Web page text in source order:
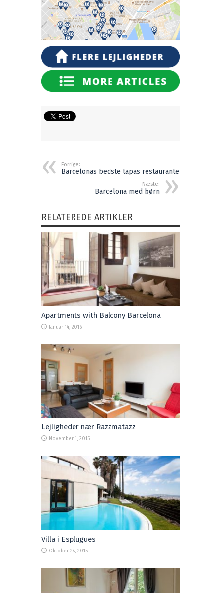
Forrige:
Barcelonas bedste tapas restauranter
Næste:
Barcelona med børn
RELATEREDE ARTIKLER
Apartments with Balcony Barcelona
Januar 14, 2016
Lejligheder nær Razzmatazz
November 1, 2015
Villa i Esplugues
Oktober 28, 2015